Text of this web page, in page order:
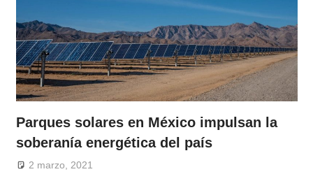
Parques solares en México impulsan la
soberanía energética del país
2 marzo, 2021